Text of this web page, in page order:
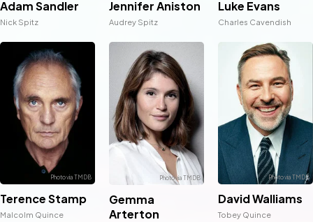
Adam Sandler
Nick Spitz
Jennifer Aniston
Audrey Spitz
Luke Evans
Charles Cavendish
Terence Stamp
Malcolm Quince
Gemma
Arterton
David Walliams
Tobey Quince